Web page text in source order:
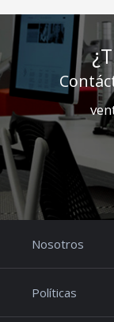
Nosotros
Políticas